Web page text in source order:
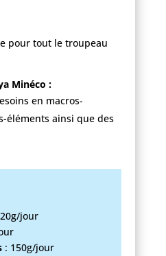
pour tout le troupeau
Minéco :
en macros-
éléments ainsi que des
jour
: 150g/jour